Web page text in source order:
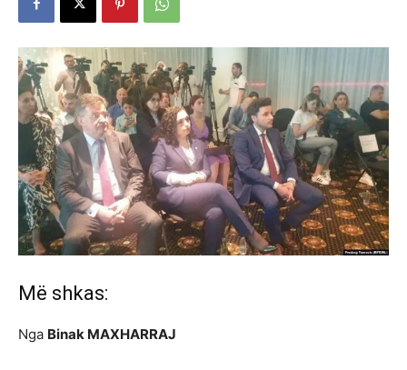
Më shkas:
Nga Binak MAXHARRAJ